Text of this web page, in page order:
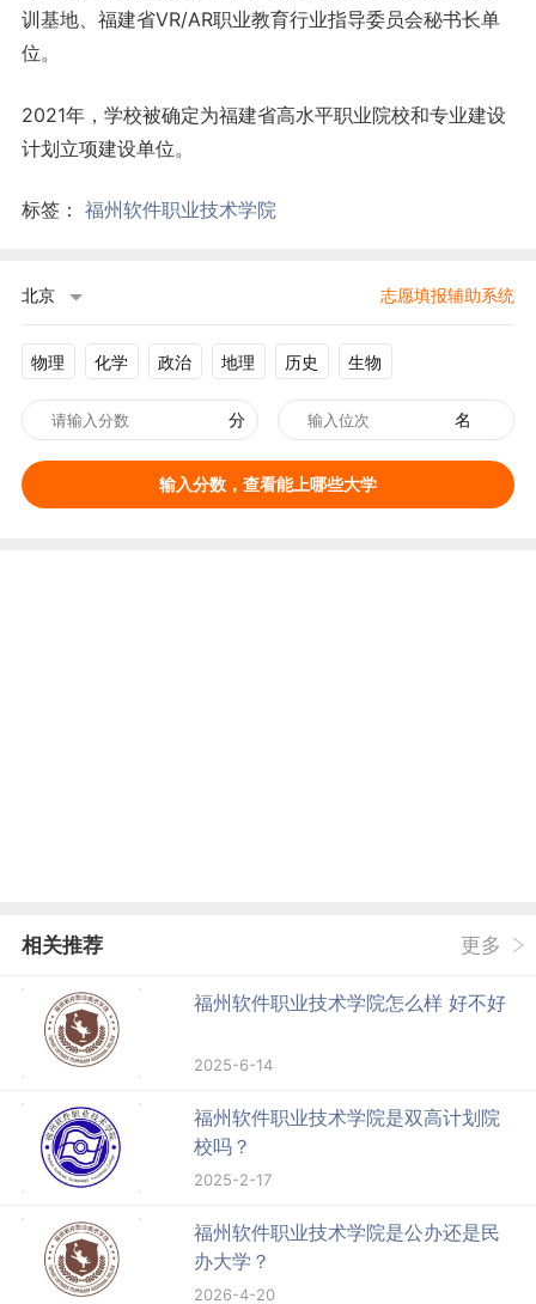
训基地、福建省VR/AR职业教育行业指导委员会秘书长单
位。
2021年，学校被确定为福建省高水平职业院校和专业建设
计划立项建设单位。
标签： 福州软件职业技术学院
北京 志愿填报辅助系统
物理 化学 政治 地理 历史 生物
分 名
输入分数，查看能上哪些大学
相关推荐 更多
福州软件职业技术学院怎么样 好不好
2025-6-14
福州软件职业技术学院是双高计划院
校吗？
2025-2-17
福州软件职业技术学院是公办还是民
办大学？
2026-4-20